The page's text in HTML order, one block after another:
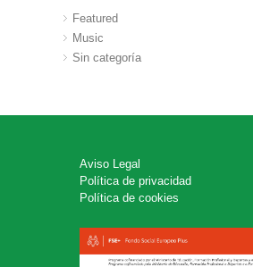
Featured
Music
Sin categoría
Aviso Legal
Política de privacidad
Política de cookies